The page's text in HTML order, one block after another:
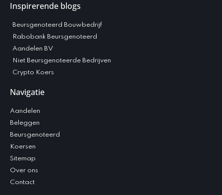
Inspirerende blogs
Beursgenoteerd Bouwbedrijf
Rabobank Beursgenoteerd
Aandelen BV
Niet Beursgenoteerde Bedrijven
Crypto Koers
Navigatie
Aandelen
Beleggen
Beursgenoteerd
Koersen
Sitemap
Over ons
Contact